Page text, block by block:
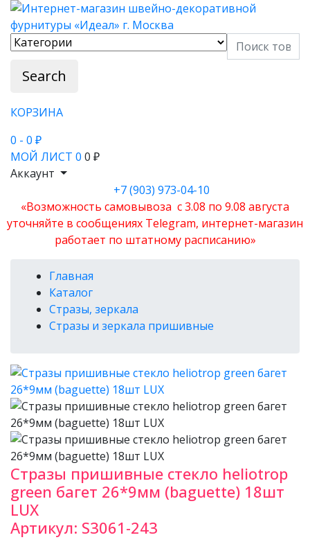
Search
КОРЗИНА
0 - 0 ₽
МОЙ ЛИСТ 0 0 ₽
Аккаунт
+7 (903) 973-04-10
«Возможность самовывоза с 3.08 по 9.08 августа
уточняйте в сообщениях Telegram, интернет-магазин
работает по штатному расписанию»
Главная
Каталог
Стразы, зеркала
Стразы и зеркала пришивные
Стразы пришивные стекло heliotrop
green багет 26*9мм (baguette) 18шт
LUX
Артикул: S3061-243